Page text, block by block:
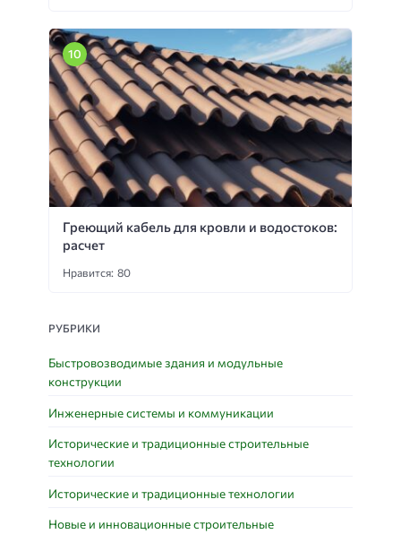
Греющий кабель для кровли и водостоков:
расчет
Нравится: 80
РУБРИКИ
Быстровозводимые здания и модульные
конструкции
Инженерные системы и коммуникации
Исторические и традиционные строительные
технологии
Исторические и традиционные технологии
Новые и инновационные строительные